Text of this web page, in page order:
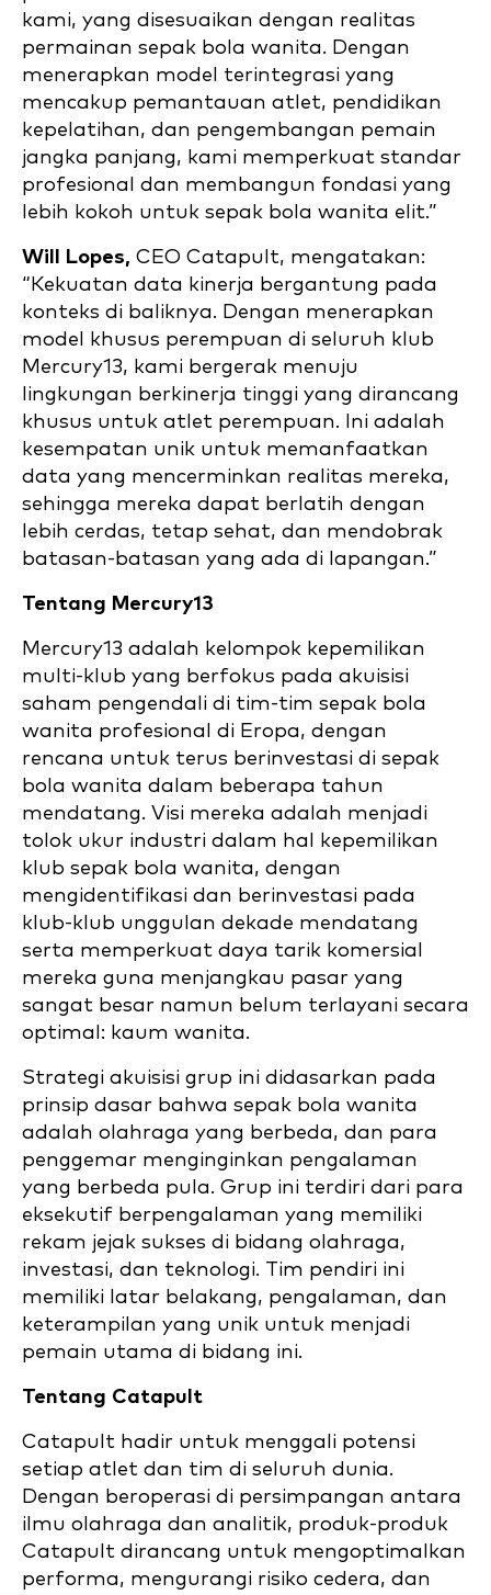
kami, yang disesuaikan dengan realitas
permainan sepak bola wanita. Dengan
menerapkan model terintegrasi yang
mencakup pemantauan atlet, pendidikan
kepelatihan, dan pengembangan pemain
jangka panjang, kami memperkuat standar
profesional dan membangun fondasi yang
lebih kokoh untuk sepak bola wanita elit.”
Will Lopes, CEO Catapult, mengatakan:
“Kekuatan data kinerja bergantung pada
konteks di baliknya. Dengan menerapkan
model khusus perempuan di seluruh klub
Mercury13, kami bergerak menuju
lingkungan berkinerja tinggi yang dirancang
khusus untuk atlet perempuan. Ini adalah
kesempatan unik untuk memanfaatkan
data yang mencerminkan realitas mereka,
sehingga mereka dapat berlatih dengan
lebih cerdas, tetap sehat, dan mendobrak
batasan-batasan yang ada di lapangan.”
Tentang Mercury13
Mercury13 adalah kelompok kepemilikan
multi-klub yang berfokus pada akuisisi
saham pengendali di tim-tim sepak bola
wanita profesional di Eropa, dengan
rencana untuk terus berinvestasi di sepak
bola wanita dalam beberapa tahun
mendatang. Visi mereka adalah menjadi
tolok ukur industri dalam hal kepemilikan
klub sepak bola wanita, dengan
mengidentifikasi dan berinvestasi pada
klub-klub unggulan dekade mendatang
serta memperkuat daya tarik komersial
mereka guna menjangkau pasar yang
sangat besar namun belum terlayani secara
optimal: kaum wanita.
Strategi akuisisi grup ini didasarkan pada
prinsip dasar bahwa sepak bola wanita
adalah olahraga yang berbeda, dan para
penggemar menginginkan pengalaman
yang berbeda pula. Grup ini terdiri dari para
eksekutif berpengalaman yang memiliki
rekam jejak sukses di bidang olahraga,
investasi, dan teknologi. Tim pendiri ini
memiliki latar belakang, pengalaman, dan
keterampilan yang unik untuk menjadi
pemain utama di bidang ini.
Tentang Catapult
Catapult hadir untuk menggali potensi
setiap atlet dan tim di seluruh dunia.
Dengan beroperasi di persimpangan antara
ilmu olahraga dan analitik, produk-produk
Catapult dirancang untuk mengoptimalkan
performa, mengurangi risiko cedera, dan